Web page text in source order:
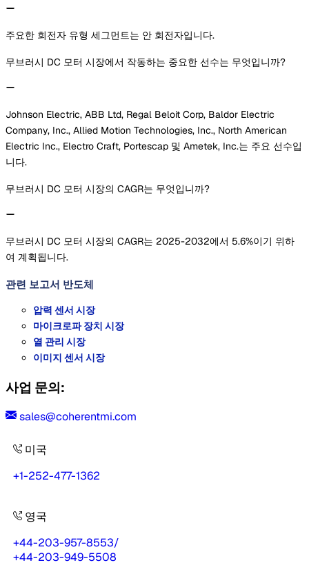
주요한 회전자 유형 세그먼트는 안 회전자입니다.
무브러시 DC 모터 시장에서 작동하는 중요한 선수는 무엇입니까?
Johnson Electric, ABB Ltd, Regal Beloit Corp, Baldor Electric
Company, Inc., Allied Motion Technologies, Inc., North American
Electric Inc., Electro Craft, Portescap 및 Ametek, Inc.는 주요 선수입
니다.
무브러시 DC 모터 시장의 CAGR는 무엇입니까?
무브러시 DC 모터 시장의 CAGR는 2025-2032에서 5.6%이기 위하
여 계획됩니다.
관련 보고서 반도체
압력 센서 시장
마이크로파 장치 시장
열 관리 시장
이미지 센서 시장
사업 문의:
sales@coherentmi.com
미국
+1-252-477-1362
영국
+44-203-957-8553/
+44-203-949-5508